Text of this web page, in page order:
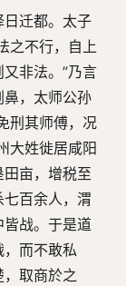
迁都。太子
之不行，自上
非法。”乃言
，太师公孙
刑其师傅，况
大姓徙居咸阳
亩，增税至
百余人，渭
战。于是道
而不敢私
，取商於之